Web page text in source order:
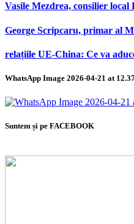
Vasile Mezdrea, consilier
George Scripcaru, primar al
relațiile UE-China: Ce va
WhatsApp Image 2026-04-21 at
Suntem și pe FACEBOOK